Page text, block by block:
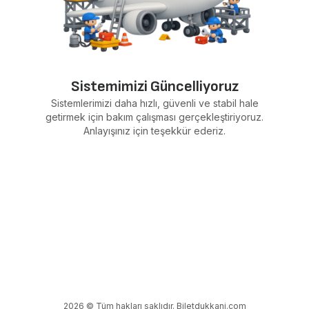
Sistemimizi Güncelliyoruz
Sistemlerimizi daha hızlı, güvenli ve stabil hale
getirmek için bakım çalışması gerçekleştiriyoruz.
Anlayışınız için teşekkür ederiz.
2026 © Tüm hakları saklıdır. Biletdukkani.com